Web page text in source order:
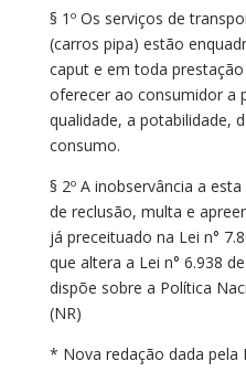
§ 1º Os serviços de
(carros pipa) estão
caput e em toda
oferecer ao consumidor a
qualidade, a potabilidade,
consumo.
§ 2º A inobservância a
de reclusão, multa e
já preceituado na Lei n°
que altera a Lei n° 6.938
dispõe sobre a Política
(NR)
* Nova redação dada pela